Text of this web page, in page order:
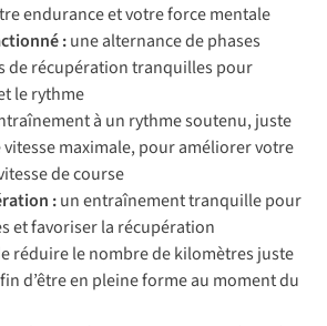
endurance et votre force mentale
:une alternance de phases
de récupération tranquilles pour
le rythme
à un rythme soutenu, juste
maximale, pour améliorer votre
de course
:un entraînement tranquille pour
et favoriser la récupération
réduire le nombre de kilomètres juste
d’être en pleine forme au moment du